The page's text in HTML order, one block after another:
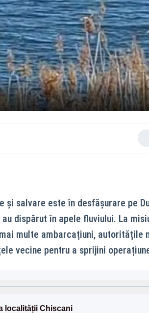
și salvare este în desfășurare pe
dispărut în apele fluviului. La
multe ambarcațiuni, autoritățile
vecine pentru a sprijini
localității Chiscani